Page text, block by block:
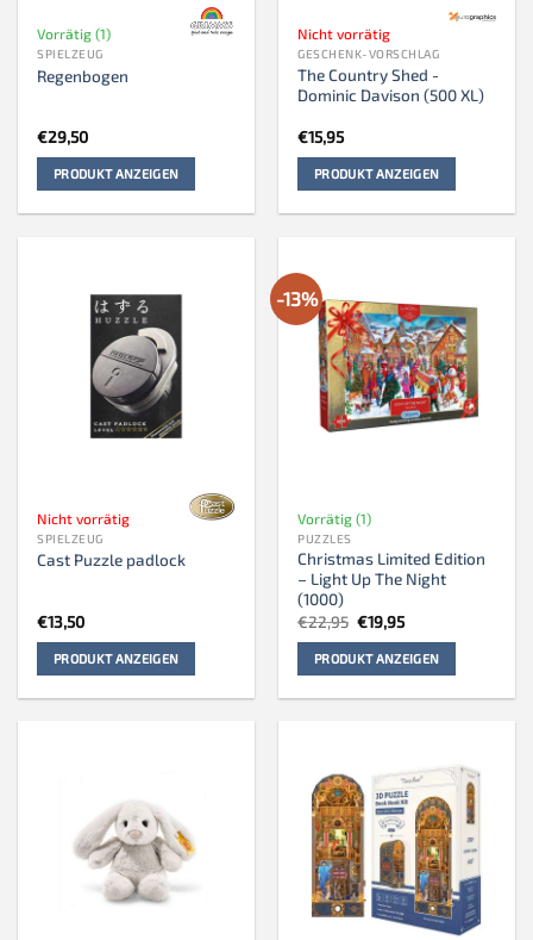
Vorrätig (1)
SPIELZEUG
Regenbogen
€29,50
PRODUKT ANZEIGEN
Nicht vorrätig
GESCHENK-VORSCHLAG
The Country Shed -
Dominic Davison (500 XL)
€15,95
PRODUKT ANZEIGEN
Nicht vorrätig
SPIELZEUG
Cast Puzzle padlock
€13,50
PRODUKT ANZEIGEN
-13%
Vorrätig (1)
PUZZLES
Christmas Limited Edition
– Light Up The Night
(1000)
€22,95 Ursprünglicher
Preis
war:
€22,95
€19,95Aktueller
ist:
€19,95.
PRODUKT ANZEIGEN